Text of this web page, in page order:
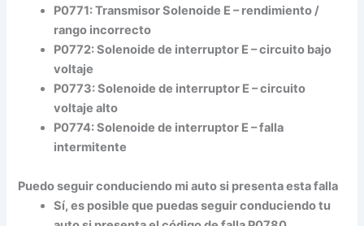
P0771: Transmisor Solenoide E – rendimiento /
rango incorrecto
P0772: Solenoide de interruptor E – circuito bajo
voltaje
P0773: Solenoide de interruptor E – circuito
voltaje alto
P0774: Solenoide de interruptor E – falla
intermitente
Puedo seguir conduciendo mi auto si presenta esta falla
Sí, es posible que puedas seguir conduciendo tu